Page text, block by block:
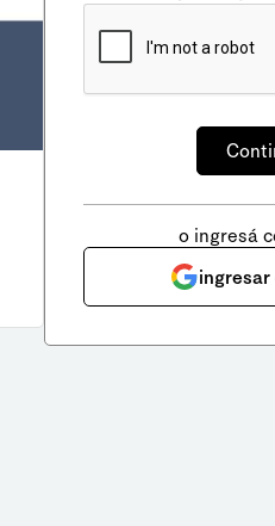
o ingresá
ingresar